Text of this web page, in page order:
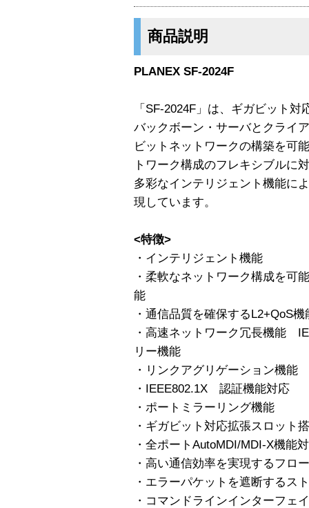
商品説明
PLANEX SF-2024F
「SF-2024F」は、ギガビット
バックボーン・サーバとクライ
ビットネットワークの構築を可
トワーク構成のフレキシブルに
多彩なインテリジェント機能に
現しています。
<特徴>
・インテリジェント機能
・柔軟なネットワーク構成を可
能
・通信品質を確保するL2+QoS機
・高速ネットワーク冗長機能
リー機能
・リンクアグリゲーション機能
・IEEE802.1X 認証機能対応
・ポートミラーリング機能
・ギガビット対応拡張スロット
・全ポートAutoMDI/MDI-X機能
・高い通信効率を実現するフロ
・エラーパケットを遮断するス
・コマンドラインインターフェ